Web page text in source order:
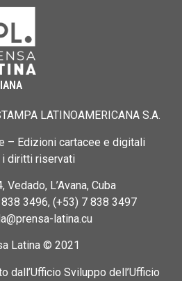
LATINOAMERICANA S.A.
– Edizioni cartacee e digitali
i diritti riservati
Vedado, L’Avana, Cuba
3496, (+53) 7 838 3497
latina.cu
Latina © 2021
dall’Ufficio Sviluppo dell’Ufficio